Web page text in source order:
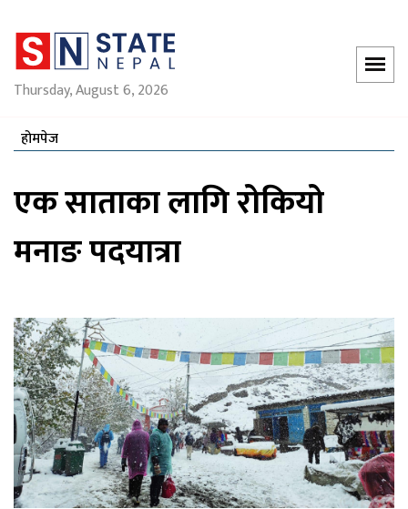
Thursday, August 6, 2026
होमपेज
एक साताका लागि रोकियो
मनाङ पदयात्रा